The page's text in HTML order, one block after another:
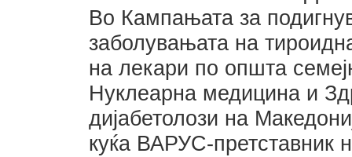
Во Кампањата за
заболувањата на
на лекари по општа
Нуклеарна медицина и
дијабетолози на
куќа ВАРУС-претставник